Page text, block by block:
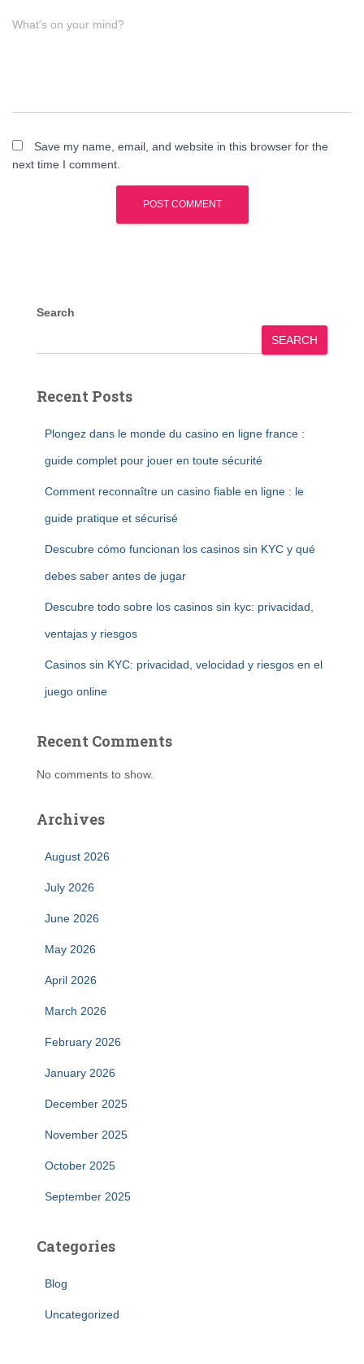
What's on your mind?
Save my name, email, and website in this browser for the
next time I comment.
Search
SEARCH
Recent Posts
Plongez dans le monde du casino en ligne france :
guide complet pour jouer en toute sécurité
Comment reconnaître un casino fiable en ligne : le
guide pratique et sécurisé
Descubre cómo funcionan los casinos sin KYC y qué
debes saber antes de jugar
Descubre todo sobre los casinos sin kyc: privacidad,
ventajas y riesgos
Casinos sin KYC: privacidad, velocidad y riesgos en el
juego online
Recent Comments
No comments to show.
Archives
August 2026
July 2026
June 2026
May 2026
April 2026
March 2026
February 2026
January 2026
December 2025
November 2025
October 2025
September 2025
Categories
Blog
Uncategorized